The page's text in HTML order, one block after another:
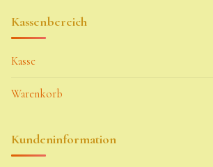
Kassenbereich
Kasse
Warenkorb
Kundeninformation